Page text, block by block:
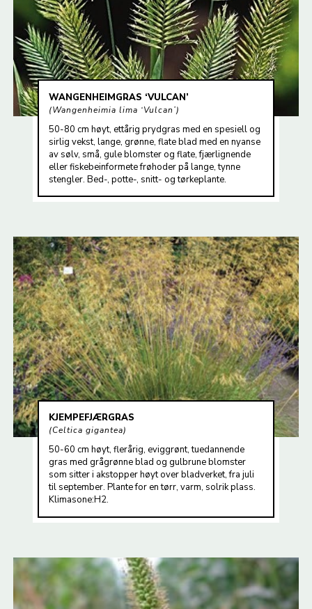
KONTAKT
WANGENHEIMGRAS ‘VULCAN’
Wangenheimia lima ‘Vulcan’
50-80 cm høyt, ettårig prydgras med en spesiell og
sirlig vekst, lange, grønne, flate blad med en nyanse
av sølv, små, gule blomster og flate, fjærlignende
eller fiskebeinformete frøhoder på lange, tynne
stengler. Bed-, potte-, snitt- og tørkeplante.
KJEMPEFJÆRGRAS
Celtica gigantea
50-60 cm høyt, flerårig, eviggrønt, tuedannende
gras med grågrønne blad og gulbrune blomster
som sitter i akstopper høyt over bladverket, fra juli
til september. Plante for en tørr, varm, solrik plass.
Klimasone:H2.